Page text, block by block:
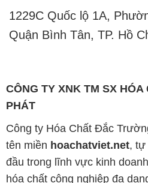
1229C Quốc lộ 1A,
Quận Bình Tân, TP. Hồ
CÔNG TY XNK TM SX
PHÁT
Công ty Hóa Chất Đắc
tên miền hoachatviet.net, tự
đầu trong lĩnh vực kinh
hóa chất công nghiệp đa